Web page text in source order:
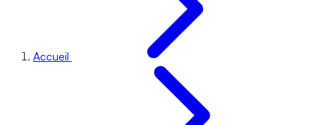
Accueil